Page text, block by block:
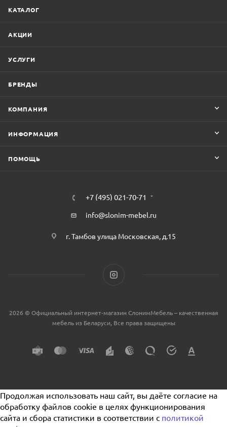
КАТАЛОГ
АКЦИИ
УСЛУГИ
БРЕНДЫ
КОМПАНИЯ
ИНФОРМАЦИЯ
ПОМОЩЬ
+7 (495) 021-70-71
info@slonim-mebel.ru
г. Тамбов улица Московская, д.15
2026 © Официальный интернет-магазин СлонимМебель – качественная
мебель из Беларуси, Все права защищены
Продолжая использовать наш сайт, вы даёте согласие на
обработку файлов cookie в целях функционирования
сайта и сбора статистики в соответствии с политикой